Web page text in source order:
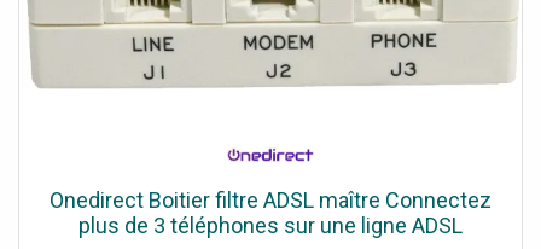
Onedirect Boitier filtre ADSL maître Connectez
plus de 3 téléphones sur une ligne ADSL